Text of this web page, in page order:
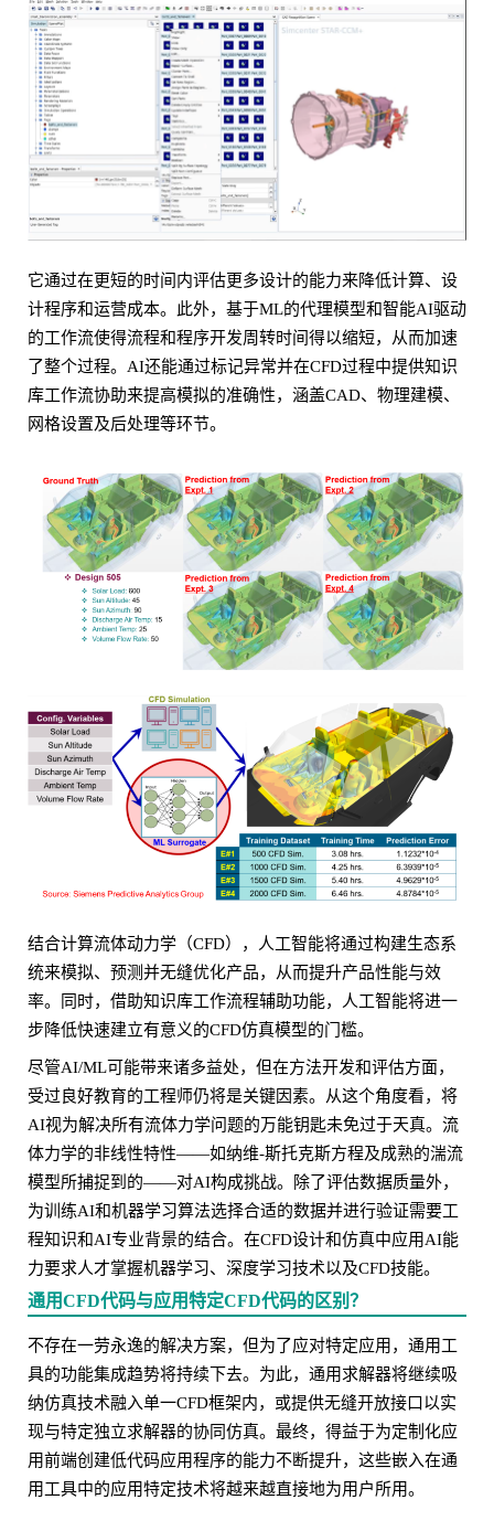
它通过在更短的时间内评估更多设计的能力来降低计算、设
计程序和运营成本。此外，基于ML的代理模型和智能AI驱动
的工作流使得流程和程序开发周转时间得以缩短，从而加速
了整个过程。AI还能通过标记异常并在CFD过程中提供知识
库工作流协助来提高模拟的准确性，涵盖CAD、物理建模、
网格设置及后处理等环节。
结合计算流体动力学（CFD），人工智能将通过构建生态系
统来模拟、预测并无缝优化产品，从而提升产品性能与效
率。同时，借助知识库工作流程辅助功能，人工智能将进一
步降低快速建立有意义的CFD仿真模型的门槛。
尽管AI/ML可能带来诸多益处，但在方法开发和评估方面，
受过良好教育的工程师仍将是关键因素。从这个角度看，将
AI视为解决所有流体力学问题的万能钥匙未免过于天真。流
体力学的非线性特性——如纳维-斯托克斯方程及成熟的湍流
模型所捕捉到的——对AI构成挑战。除了评估数据质量外，
为训练AI和机器学习算法选择合适的数据并进行验证需要工
程知识和AI专业背景的结合。在CFD设计和仿真中应用AI能
力要求人才掌握机器学习、深度学习技术以及CFD技能。
通用CFD代码与应用特定CFD代码的区别？
不存在一劳永逸的解决方案，但为了应对特定应用，通用工
具的功能集成趋势将持续下去。为此，通用求解器将继续吸
纳仿真技术融入单一CFD框架内，或提供无缝开放接口以实
现与特定独立求解器的协同仿真。最终，得益于为定制化应
用前端创建低代码应用程序的能力不断提升，这些嵌入在通
用工具中的应用特定技术将越来越直接地为用户所用。